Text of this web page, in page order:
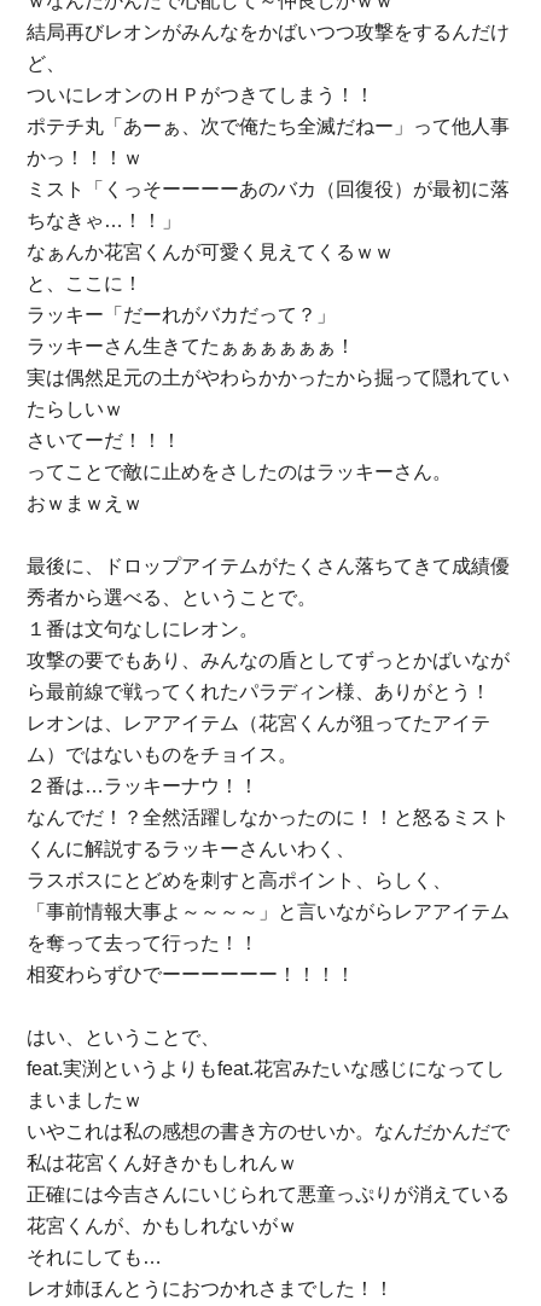
結局再びレオンがみんなをかばいつつ攻撃をするんだけ
ど、
ついにレオンのＨＰがつきてしまう！！
ポテチ丸「あーぁ、次で俺たち全滅だねー」って他人事
かっ！！！ｗ
ミスト「くっそーーーーあのバカ（回復役）が最初に落
ちなきゃ…！！」
なぁんか花宮くんが可愛く見えてくるｗｗ
と、ここに！
ラッキー「だーれがバカだって？」
ラッキーさん生きてたぁぁぁぁぁぁ！
実は偶然足元の土がやわらかかったから掘って隠れてい
たらしいｗ
さいてーだ！！！
ってことで敵に止めをさしたのはラッキーさん。
おｗまｗえｗ
最後に、ドロップアイテムがたくさん落ちてきて成績優
秀者から選べる、ということで。
１番は文句なしにレオン。
攻撃の要でもあり、みんなの盾としてずっとかばいなが
ら最前線で戦ってくれたパラディン様、ありがとう！
レオンは、レアアイテム（花宮くんが狙ってたアイテ
ム）ではないものをチョイス。
２番は…ラッキーナウ！！
なんでだ！？全然活躍しなかったのに！！と怒るミスト
くんに解説するラッキーさんいわく、
ラスボスにとどめを刺すと高ポイント、らしく、
「事前情報大事よ～～～～」と言いながらレアアイテム
を奪って去って行った！！
相変わらずひでーーーーーー！！！！
はい、ということで、
feat.実渕というよりもfeat.花宮みたいな感じになってし
まいましたｗ
いやこれは私の感想の書き方のせいか。なんだかんだで
私は花宮くん好きかもしれんｗ
正確には今吉さんにいじられて悪童っぷりが消えている
花宮くんが、かもしれないがｗ
それにしても…
レオ姉ほんとうにおつかれさまでした！！